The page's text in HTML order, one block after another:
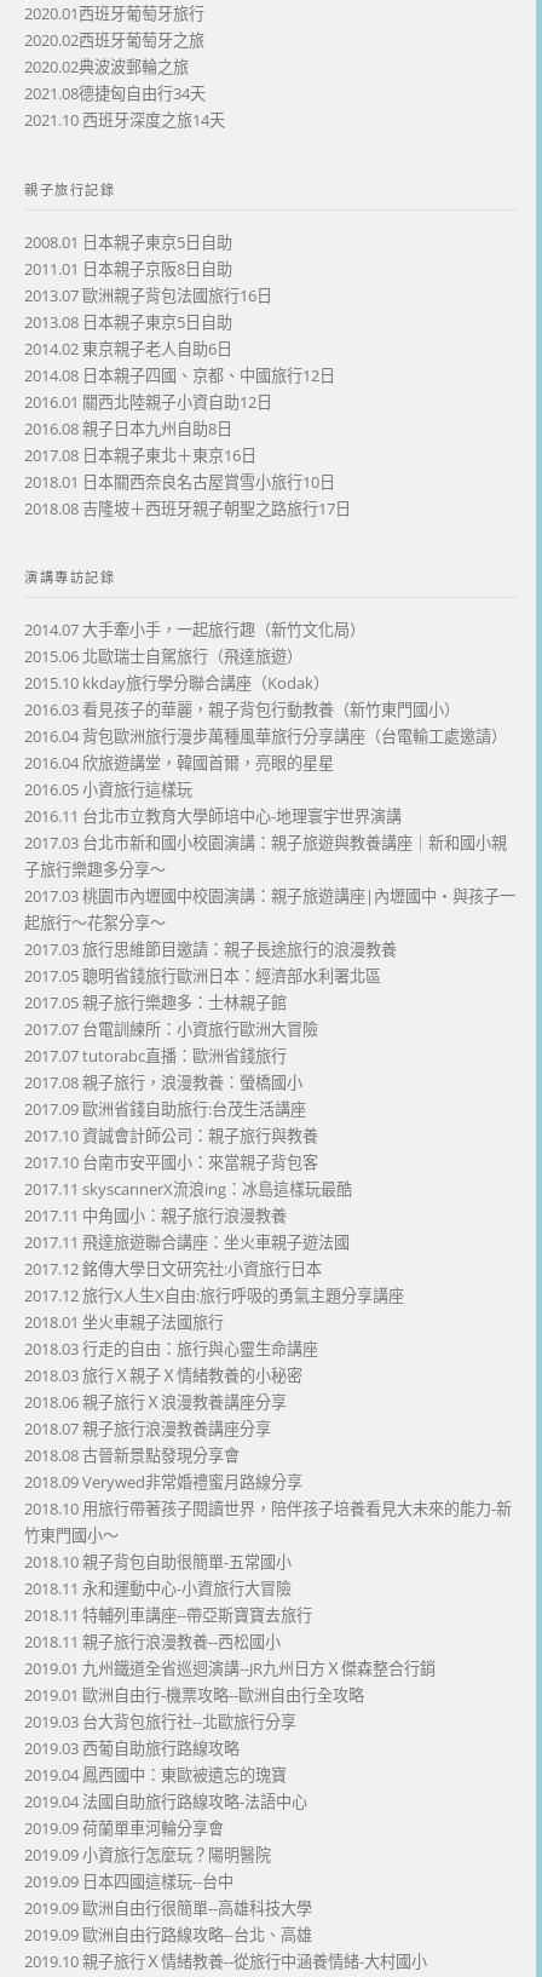
2020.01西班牙葡萄牙旅行
2020.02西班牙葡萄牙之旅
2020.02典波波郵輪之旅
2021.08德捷匈自由行34天
2021.10 西班牙深度之旅14天
親子旅行記錄
2008.01 日本親子東京5日自助
2011.01 日本親子京阪8日自助
2013.07 歐洲親子背包法國旅行16日
2013.08 日本親子東京5日自助
2014.02 東京親子老人自助6日
2014.08 日本親子四國、京都、中國旅行12日
2016.01 關西北陸親子小資自助12日
2016.08 親子日本九州自助8日
2017.08 日本親子東北＋東京16日
2018.01 日本關西奈良名古屋賞雪小旅行10日
2018.08 吉隆坡＋西班牙親子朝聖之路旅行17日
演講專訪記錄
2014.07 大手牽小手，一起旅行趣（新竹文化局）
2015.06 北歐瑞士自駕旅行（飛達旅遊）
2015.10 kkday旅行學分聯合講座（Kodak）
2016.03 看見孩子的華麗，親子背包行動教養（新竹東門國小）
2016.04 背包歐洲旅行漫步萬種風華旅行分享講座（台電輸工處邀請）
2016.04 欣旅遊講堂，韓國首爾，亮眼的星星
2016.05 小資旅行這樣玩
2016.11 台北市立教育大學師培中心-地理寰宇世界演講
2017.03 台北市新和國小校園演講：親子旅遊與教養講座｜新和國小親
子旅行樂趣多分享～
2017.03 桃園市內壢國中校園演講：親子旅遊講座|內壢國中・與孩子一
起旅行～花絮分享～
2017.03 旅行思維節目邀請：親子長途旅行的浪漫教養
2017.05 聰明省錢旅行歐洲日本：經濟部水利署北區
2017.05 親子旅行樂趣多：士林親子館
2017.07 台電訓練所：小資旅行歐洲大冒險
2017.07 tutorabc直播：歐洲省錢旅行
2017.08 親子旅行，浪漫教養：螢橋國小
2017.09 歐洲省錢自助旅行:台茂生活講座
2017.10 資誠會計師公司：親子旅行與教養
2017.10 台南市安平國小：來當親子背包客
2017.11 skyscannerX流浪ing：冰島這樣玩最酷
2017.11 中角國小：親子旅行浪漫教養
2017.11 飛達旅遊聯合講座：坐火車親子遊法國
2017.12 銘傳大學日文研究社:小資旅行日本
2017.12 旅行X人生X自由:旅行呼吸的勇氣主題分享講座
2018.01 坐火車親子法國旅行
2018.03 行走的自由：旅行與心靈生命講座
2018.03 旅行Ｘ親子Ｘ情緒教養的小秘密
2018.06 親子旅行Ｘ浪漫教養講座分享
2018.07 親子旅行浪漫教養講座分享
2018.08 古晉新景點發現分享會
2018.09 Verywed非常婚禮蜜月路線分享
2018.10 用旅行帶著孩子閱讀世界，陪伴孩子培養看見大未來的能力-新
竹東門國小～
2018.10 親子背包自助很簡單-五常國小
2018.11 永和運動中心-小資旅行大冒險
2018.11 特輔列車講座--帶亞斯寶寶去旅行
2018.11 親子旅行浪漫教養--西松國小
2019.01 九州鐵道全省巡迴演講--JR九州日方Ｘ傑森整合行銷
2019.01 歐洲自由行-機票攻略--歐洲自由行全攻略
2019.03 台大背包旅行社--北歐旅行分享
2019.03 西葡自助旅行路線攻略
2019.04 鳳西國中：東歐被遺忘的瑰寶
2019.04 法國自助旅行路線攻略-法語中心
2019.09 荷蘭單車河輪分享會
2019.09 小資旅行怎麼玩？陽明醫院
2019.09 日本四國這樣玩--台中
2019.09 歐洲自由行很簡單--高雄科技大學
2019.09 歐洲自由行路線攻略--台北、高雄
2019.10 親子旅行Ｘ情緒教養--從旅行中涵養情緒-大村國小